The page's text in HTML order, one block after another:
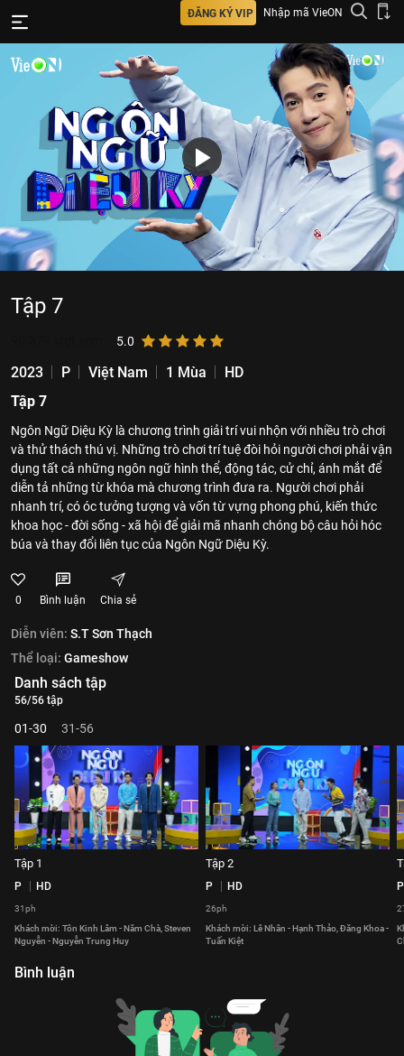
ĐĂNG KÝ VIP Nhập mã VieON
Tập 7
5.0
2023 P Việt Nam 1 Mùa
HD
Tập 7
Ngôn Ngữ Diệu Kỳ là chương trình giải trí vui nhộn với nhiều trò chơi
và thử thách thú vị. Những trò chơi trí tuệ đòi hỏi người chơi phải vận
dụng tất cả những ngôn ngữ hình thể, động tác, cử chỉ, ánh mắt để
diễn tả những từ khóa mà chương trình đưa ra. Người chơi phải
nhanh trí, có óc tưởng tượng và vốn từ vựng phong phú, kiến thức
khoa học - đời sống - xã hội để giải mã nhanh chóng bộ câu hỏi hóc
búa và thay đổi liên tục của Ngôn Ngữ Diệu Kỳ.
0 Bình luận Chia sẻ
Diễn viên: S.T Sơn Thạch
Thể loại: Gameshow
Danh sách tập
56/56 tập
01-30 31-56
Tập 1
P HD
31ph
Khách mời: Tôn Kinh Lâm - Năm Chà, Steven
Nguyễn - Nguyễn Trung Huy
Tập 2
P HD
26ph
Khách mời: Lê Nhân - Hạnh Thảo, Đăng Khoa -
Tuấn Kiệt
P
Bình luận